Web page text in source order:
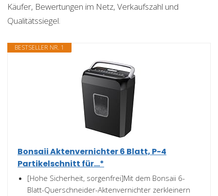
Käufer, Bewertungen im Netz, Verkaufszahl und
Qualitätssiegel.
BESTSELLER NR. 1
Bonsaii Aktenvernichter 6 Blatt, P-4
Partikelschnitt für...*
[Hohe Sicherheit, sorgenfrei]Mit dem Bonsaii 6-
Blatt-Querschneider-Aktenvernichter zerkleinern